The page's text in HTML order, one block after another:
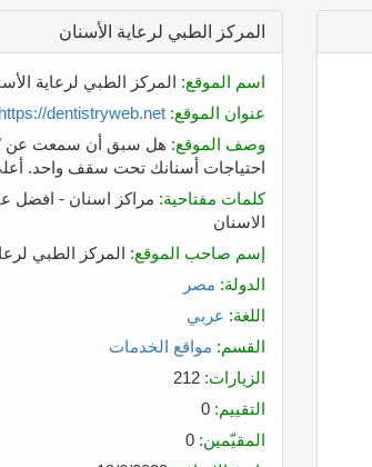
المركز الطبي لرعاية الأسنان
اسم الموقع: المركز الطبي لرعاية
عنوان الموقع: https://dentistryweb.net
وصف الموقع:
احتياجات أسنانك تحت سقف واحد.
كلمات مفتاحية: مراكز اسنان - افضل
الاسنان
إسم صاحب الموقع: المركز الطبي
الدولة: مصر
اللغة: عربي
القسم: مواقع الخدمات
الزيارات:
التقييم:
المقيّمين: